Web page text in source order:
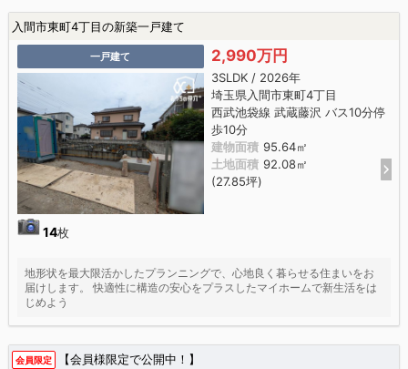
入間市東町4丁目の新築一戸建て
一戸建て
14枚
2,990万円
3SLDK / 2026年
埼玉県入間市東町4丁目
西武池袋線 武蔵藤沢 バス10分停
歩10分
建物面積 95.64㎡
土地面積 92.08㎡
(27.85坪)
地形状を最大限活かしたプランニングで、心地良く暮らせる住まいをお
届けします。 快適性に構造の安心をプラスしたマイホームで新生活をは
じめよう
会員限定 【会員様限定で公開中！】